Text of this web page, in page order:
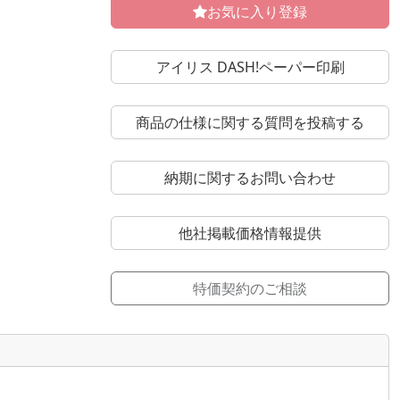
お気に入り登録
アイリス DASH!ペーパー印刷
商品の仕様に関する質問を投稿する
納期に関するお問い合わせ
他社掲載価格情報提供
特価契約のご相談